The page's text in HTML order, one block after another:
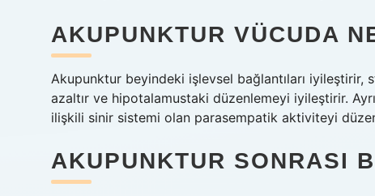
AKUPUNKTUR VÜCUDA
Akupunktur beyindeki işlevsel bağlantıları
azaltır ve hipotalamustaki düzenlemeyi iyileştirir.
ilişkili sinir sistemi olan parasempatik aktiviteyi
AKUPUNKTUR SONRASI